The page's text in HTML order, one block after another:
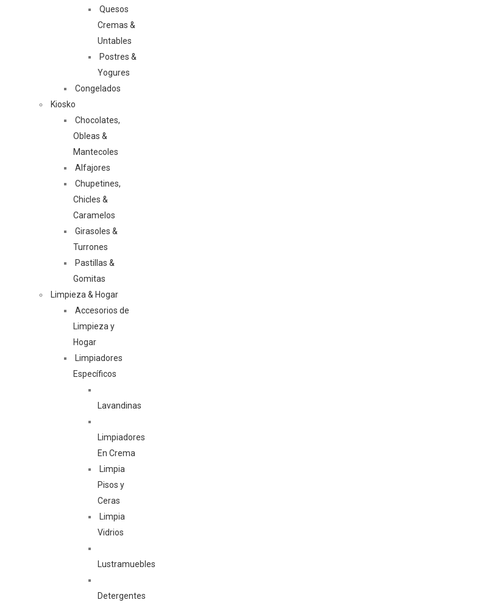
Quesos
Cremas &
Untables
Postres &
Yogures
Congelados
Kiosko
Chocolates,
Obleas &
Mantecoles
Alfajores
Chupetines,
Chicles &
Caramelos
Girasoles &
Turrones
Pastillas &
Gomitas
Limpieza & Hogar
Accesorios de
Limpieza y
Hogar
Limpiadores
Específicos
Lavandinas
Limpiadores
En Crema
Limpia
Pisos y
Ceras
Limpia
Vidrios
Lustramuebles
Detergentes